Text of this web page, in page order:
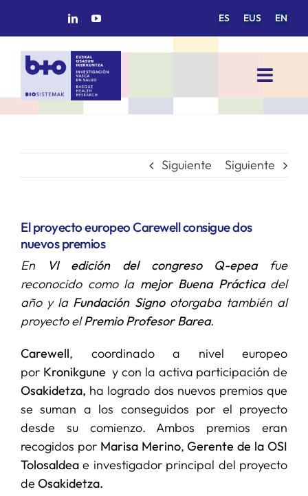
ES EUS EN
Toggle
INICIO
GRUPOS DE INVESTIGACIÓN
PROYECTOS/COLABORACIONES
APOYO I+D+I
NOTICIAS
Siguiente Siguiente
El proyecto europeo Carewell consigue dos
nuevos premios
En VI edición del congreso Q-epeafue
reconocido como la mejor Buena Prácticadel
año y la Fundación Signootorgaba también al
proyecto elPremio Profesor Barea.
Carewell, coordinado a nivel europeo
por Kronikgune y con la activa participación de
Osakidetza, ha logrado dos nuevos premios que
se suman a los conseguidos por el proyecto
desde su comienzo. Ambos premios eran
recogidos por Marisa Merino,Gerente de la OSI
Tolosaldea e investigador principal del proyecto
de Osakidetza.